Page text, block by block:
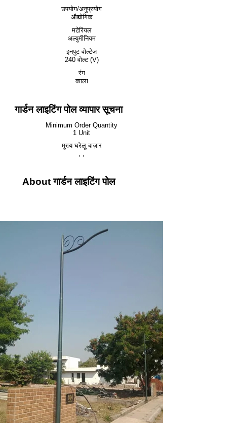
उपयोग/अनुप्रयोग
औद्योगिक
मटेरियल
अल्युमीनियम
इनपुट वोल्टेज
240 वोल्ट (V)
रंग
काला
गार्डन लाइटिंग पोल व्यापार सूचना
Minimum Order Quantity
1 Unit
मुख्य घरेलू बाज़ार
, ,
About गार्डन लाइटिंग पोल